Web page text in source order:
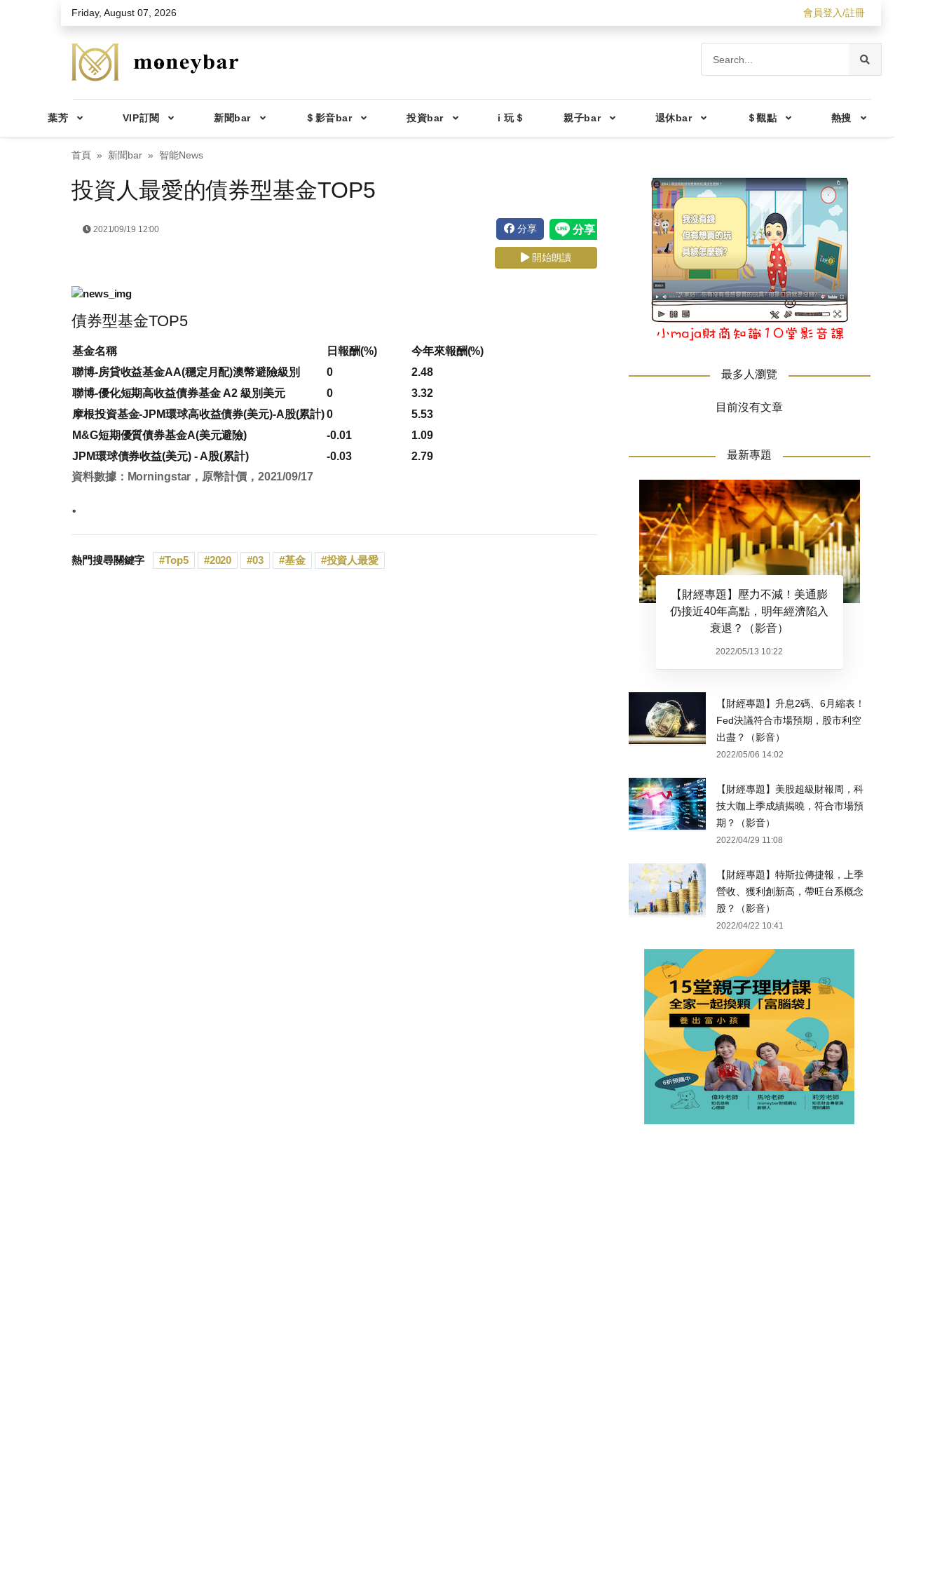
Skip to main contentFriday, August 07, 2026 會員登入/註冊
葉芳 VIP訂閱 新聞bar ＄影音bar 投資bar i 玩＄ 親子bar 退休bar ＄觀點 熱搜
首頁 新聞bar 智能News
投資人最愛的債券型基金TOP5
2021/09/19 12:00 分享
開始朗讀
債券型基金TOP5
基金名稱 日報酬(%)
今年來報酬(%)
聯博-房貸收益基金AA(穩定月配)澳幣避險級別
0
2.48
聯博-優化短期高收益債券基金 A2 級別美元
0
3.32
摩根投資基金-JPM環球高收益債券(美元)-A股(累計)0
5.53
M&G短期優質債券基金A(美元避險)
-0.01
1.09
JPM環球債券收益(美元) - A股(累計)
-0.03
2.79
資料數據：Morningstar，原幣計價，2021/09/17
。
熱門搜尋關鍵字 Top5 2020 03 基金 投資人最愛
最多人瀏覽
目前沒有文章
最新專題
【財經專題】壓力不減！美通膨
仍接近40年高點，明年經濟陷入
衰退？（影音）
2022/05/13 10:22
【財經專題】升息2碼、6月縮表！
Fed決議符合市場預期，股市利空
出盡？（影音）
2022/05/06 14:02
【財經專題】美股超級財報周，科
技大咖上季成績揭曉，符合市場預
期？（影音）
2022/04/29 11:08
【財經專題】特斯拉傳捷報，上季
營收、獲利創新高，帶旺台系概念
股？（影音）
2022/04/22 10:41